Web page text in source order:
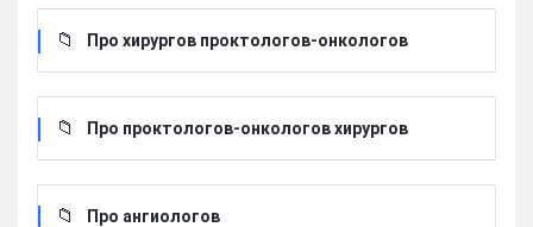
Про хирургов проктологов-онкологов
Про проктологов-онкологов хирургов
Про ангиологов